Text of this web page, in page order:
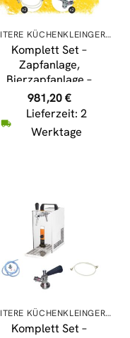
WEITERE KÜCHENKLEINGERÄTE
Komplett Set –
Zapfanlage,
Bierzapfanlage –
Kontakt 40 2-leitig
Trockenkühler,
Durchlaufkühler 50
Liter/h, Green Line,
981,20€
Lieferzeit: 2
Werktage
WEITERE KÜCHENKLEINGERÄTE
Komplett Set –